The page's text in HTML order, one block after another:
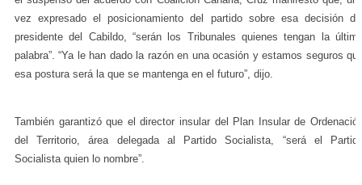
vez expresado el posicionamiento del partido sobre esa decisión
presidente del Cabildo, “serán los Tribunales quienes tengan la
palabra”. “Ya le han dado la razón en una ocasión y estamos seguros
esa postura será la que se mantenga en el futuro”, dijo.
También garantizó que el director insular del Plan Insular de
del Territorio, área delegada al Partido Socialista, “será el
Socialista quien lo nombre”.